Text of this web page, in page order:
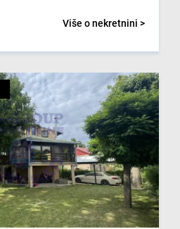
Više o nekretnini >